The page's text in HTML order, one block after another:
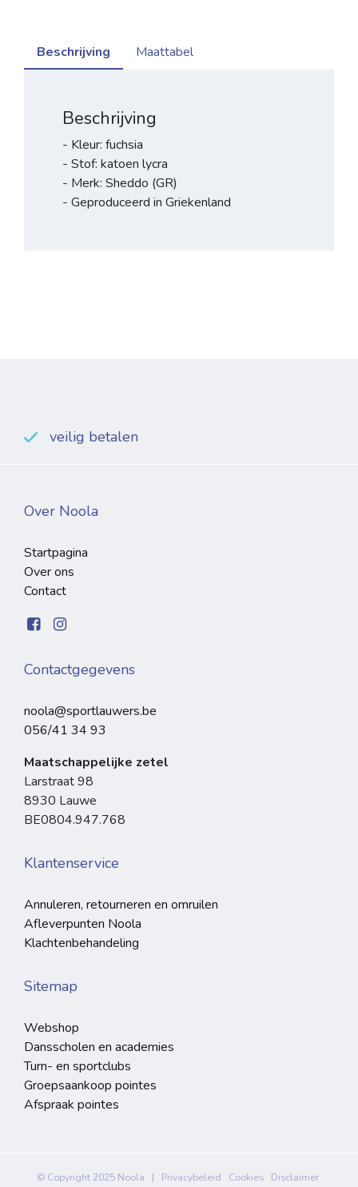
Beschrijving Maattabel
Beschrijving
- Kleur: fuchsia
- Stof: katoen lycra
- Merk: Sheddo (GR)
- Geproduceerd in Griekenland
veilig betalen
Over Noola
Startpagina
Over ons
Contact
Contactgegevens
noola@sportlauwers.be
056/41 34 93
Maatschappelijke zetel
Larstraat 98
8930 Lauwe
BE0804.947.768
Klantenservice
Annuleren, retourneren en omruilen
Afleverpunten Noola
Klachtenbehandeling
Sitemap
Webshop
Dansscholen en academies
Turn- en sportclubs
Groepsaankoop pointes
Afspraak pointes
© Copyright 2025 Noola | Privacybeleid Cookies Disclaimer